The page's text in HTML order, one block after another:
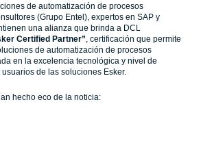
de automatización de procesos
(Grupo Entel), expertos en SAP y
una alianza que brinda a DCL
Certified Partner”, certificación que permite
de automatización de procesos
en la excelencia tecnológica y nivel de
de las soluciones Esker.
hecho eco de la noticia: